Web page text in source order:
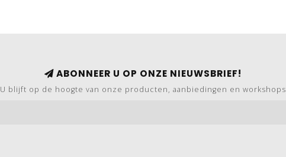
ABONNEER U OP ONZE NIEUWSBRIEF!
U blijft op de hoogte van onze producten, aanbiedingen en workshops